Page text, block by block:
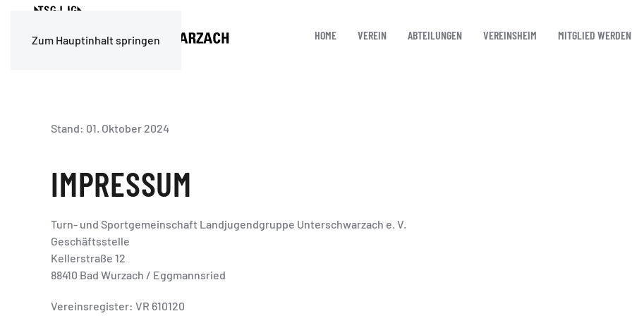
Zum Hauptinhalt springen HOME VEREIN ABTEILUNGEN VEREINSHEIM MITGLIED
Stand: 01. Oktober 2024
IMPRESSUM
Turn- und Sportgemeinschaft Landjugendgruppe Unterschwarzach e. V.
Geschäftsstelle
Kellerstraße 12
88410 Bad Wurzach / Eggmannsried
Vereinsregister: VR 610120